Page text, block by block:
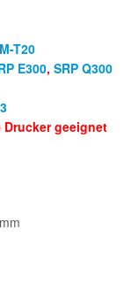
T20
E300,SRP Q300
geeignet